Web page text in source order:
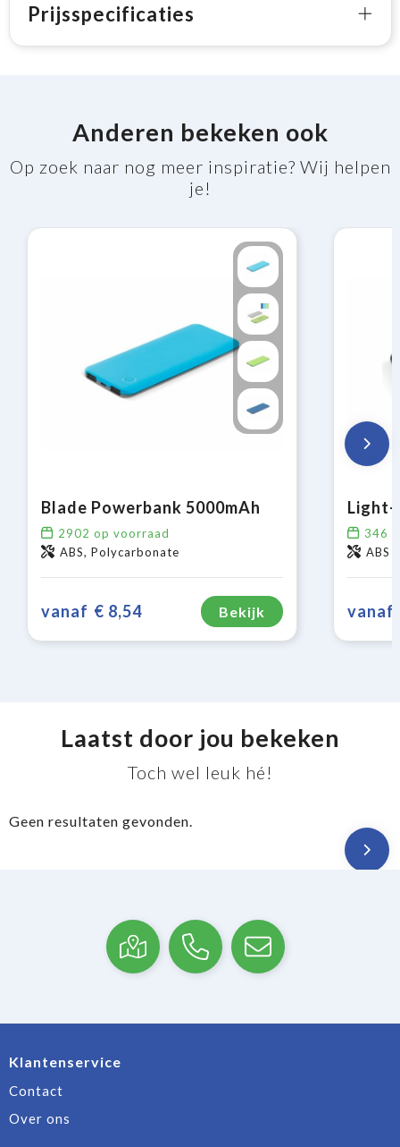
Prijsspecificaties
Anderen bekeken ook
Op zoek naar nog meer inspiratie? Wij helpen
je!
Blade Powerbank 5000mAh
2902 op voorraad
ABS, Polycarbonate
vanaf € 8,54 Bekijk
346
ABS
vanaf
Laatst door jou bekeken
Toch wel leuk hé!
Geen resultaten gevonden.
Klantenservice
Contact
Over ons